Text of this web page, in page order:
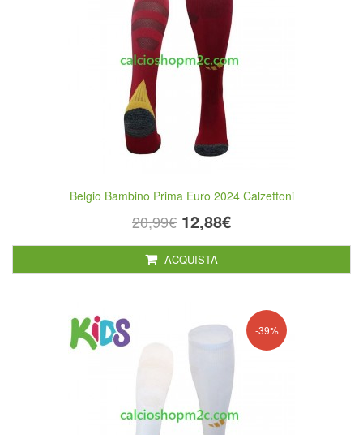
Belgio Bambino Prima Euro 2024 Calzettoni
20,99€ 12,88€
ACQUISTA
-39%